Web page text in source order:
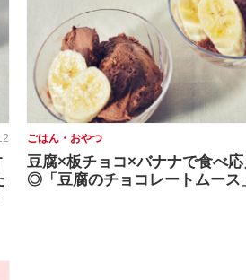
ごはん・おやつ
豆腐×板チョコ×バナナで食べ
◎「豆腐のチョコレートムース